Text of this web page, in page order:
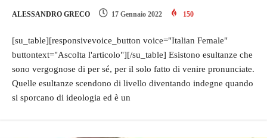
ALESSANDRO GRECO 17 Gennaio 2022 150
[su_table][responsivevoice_button voice="Italian Female"
buttontext="Ascolta l'articolo"][/su_table] Esistono esultanze che
sono vergognose di per sé, per il solo fatto di venire pronunciate.
Quelle esultanze scendono di livello diventando indegne quando
si sporcano di ideologia ed è un